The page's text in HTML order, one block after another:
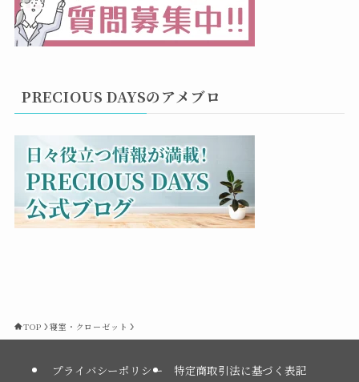
PRECIOUS DAYSのアメブロ
TOP 寝室・クローゼット
プライバシーポリシー 特定商取引法に基づく表記